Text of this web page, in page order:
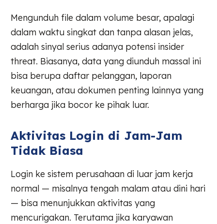
Mengunduh file dalam volume besar, apalagi
dalam waktu singkat dan tanpa alasan jelas,
adalah sinyal serius adanya potensi insider
threat. Biasanya, data yang diunduh massal ini
bisa berupa daftar pelanggan, laporan
keuangan, atau dokumen penting lainnya yang
berharga jika bocor ke pihak luar.
Aktivitas Login di Jam-Jam
Tidak Biasa
Login ke sistem perusahaan di luar jam kerja
normal — misalnya tengah malam atau dini hari
— bisa menunjukkan aktivitas yang
mencurigakan. Terutama jika karyawan